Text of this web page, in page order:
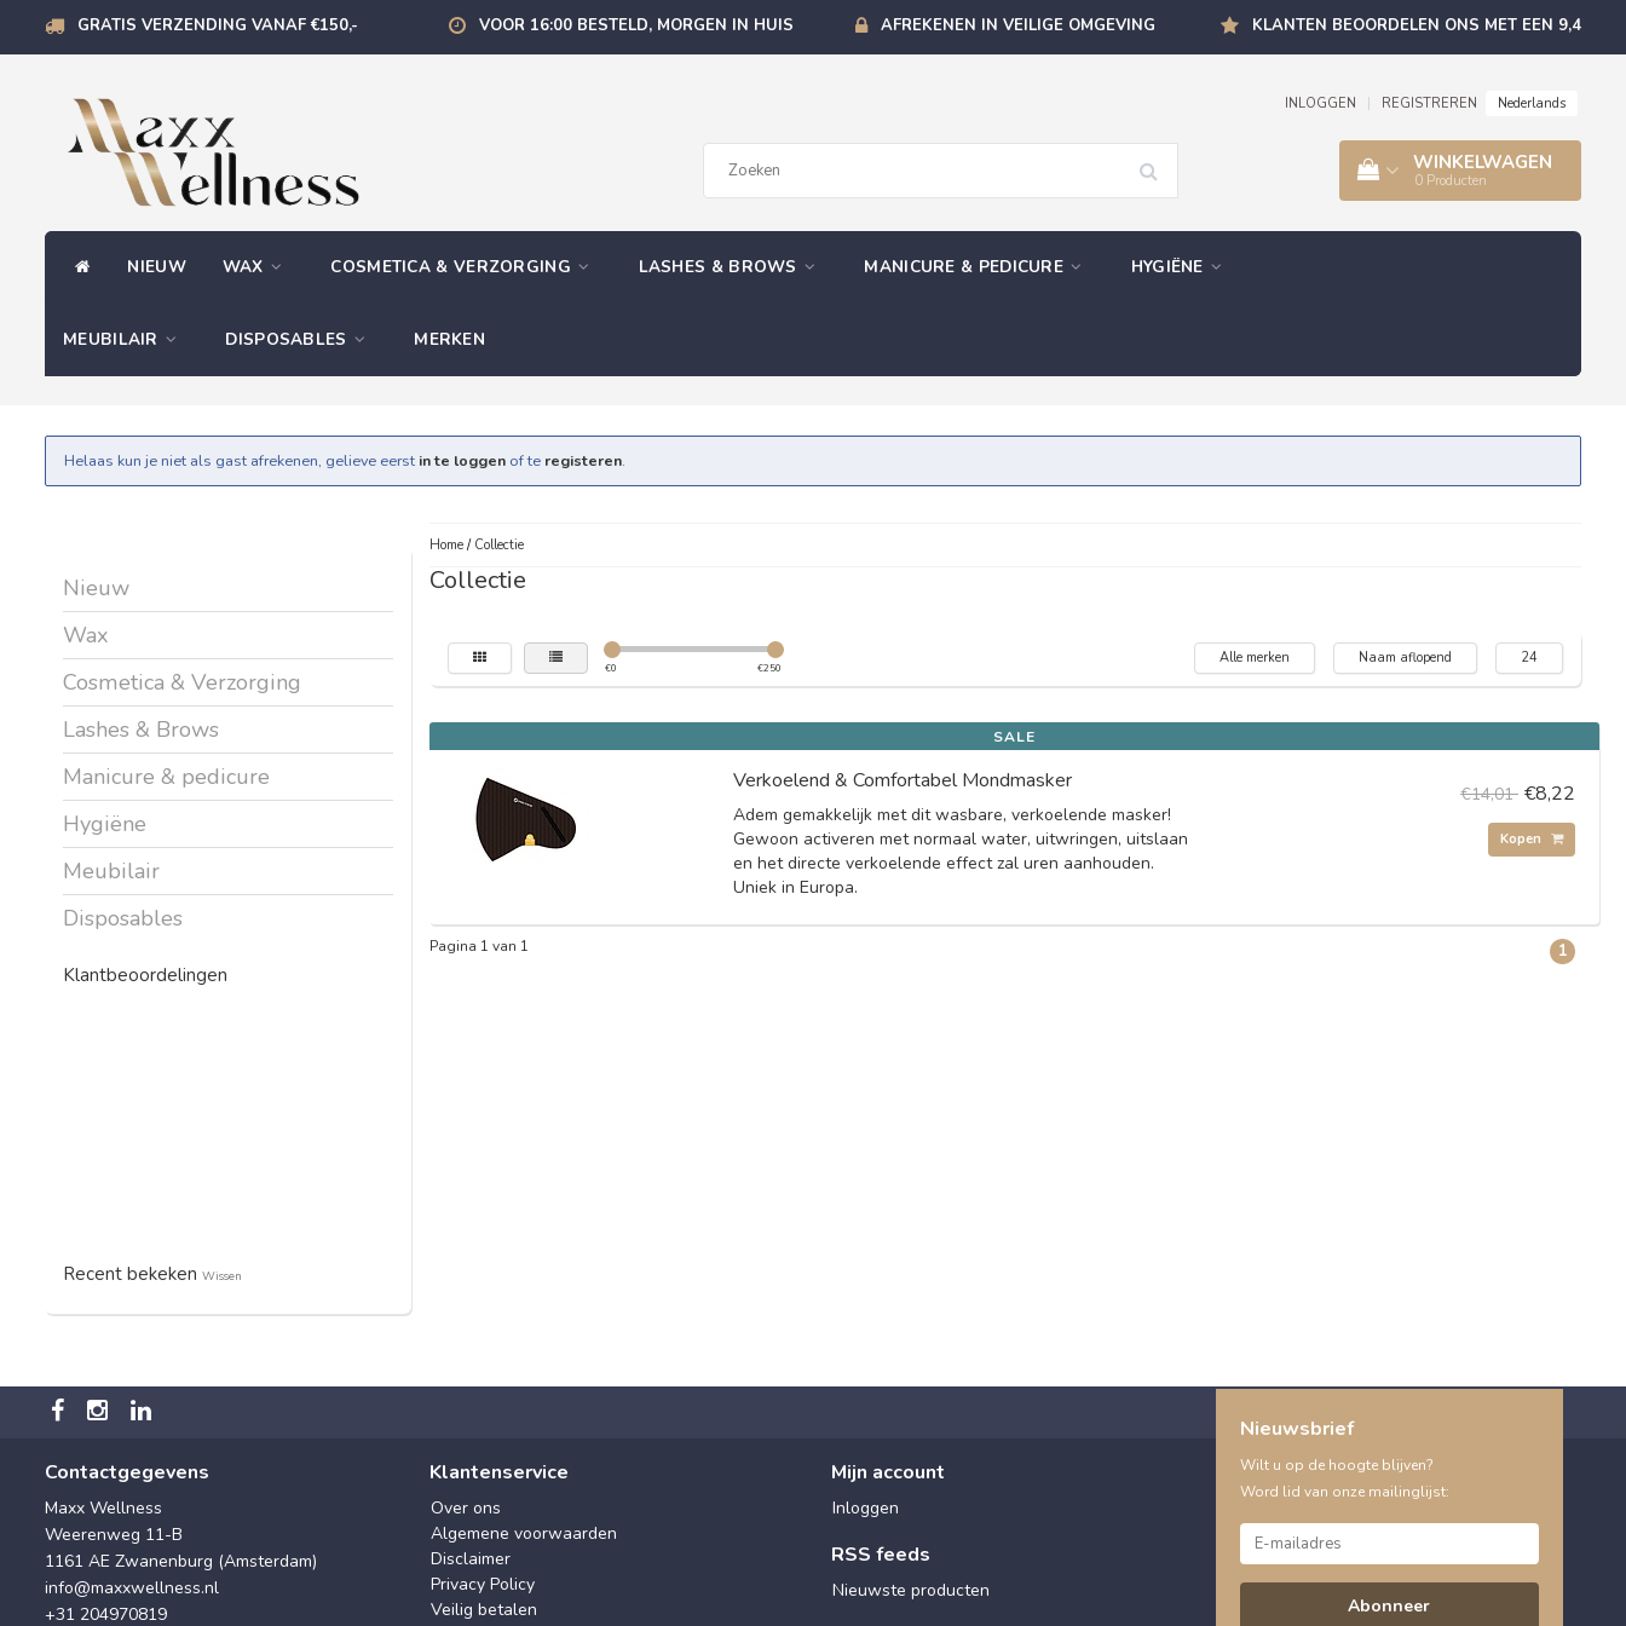
GRATIS VERZENDING VANAF €150,- VOOR 16:00 BESTELD, MORGEN IN HUIS AFREKENEN IN VEILIGE OMGEVING KLANTEN BEOORDELEN ONS MET EEN 9,4
INLOGGEN REGISTREREN Nederlands
WINKELWAGEN
0 Producten
NIEUW WAX COSMETICA & VERZORGING LASHES & BROWS MANICURE & PEDICURE HYGIËNE
MEUBILAIR DISPOSABLES MERKEN
Helaas kun je niet als gast afrekenen, gelieve eerst in te loggen of te registeren.
Nieuw
Wax
Cosmetica & Verzorging
Lashes & Brows
Manicure & pedicure
Hygiëne
Meubilair
Disposables
Klantbeoordelingen
Recent bekeken Wissen
Home/ Collectie
Collectie
€0 €250
Alle merken Naam aflopend 24
SALE
Verkoelend & Comfortabel Mondmasker
Adem gemakkelijk met dit wasbare, verkoelende masker!
Gewoon activeren met normaal water, uitwringen, uitslaan
en het directe verkoelende effect zal uren aanhouden.
Uniek in Europa.
€14,01 €8,22
Kopen
Pagina 1 van 1 1
Contactgegevens
Maxx Wellness
Weerenweg 11-B
1161 AE Zwanenburg (Amsterdam)
info@maxxwellness.nl
+31 204970819
Klantenservice
Over ons
Algemene voorwaarden
Disclaimer
Privacy Policy
Veilig betalen
Mijn account
Inloggen
RSS feeds
Nieuwste producten
Nieuwsbrief
Wilt u op de hoogte blijven?
Word lid van onze mailinglijst:
Abonneer